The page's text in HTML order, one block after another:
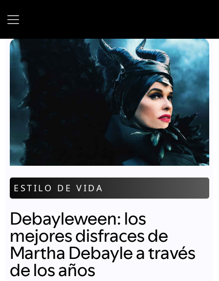
ESTILO DE VIDA
Debayleween: los
mejores disfraces de
Martha Debayle a través
de los años